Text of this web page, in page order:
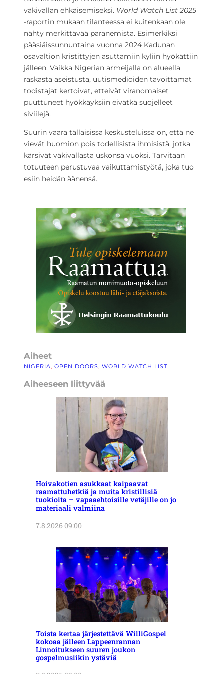
väkivallan ehkäisemiseksi. World Watch List 2025
-raportin mukaan tilanteessa ei kuitenkaan ole
nähty merkittävää paranemista. Esimerkiksi
pääsiäissunnuntaina vuonna 2024 Kadunan
osavaltion kristittyjen asuttamiin kyliin hyökättiin
jälleen. Vaikka Nigerian armeijalla on alueella
raskasta aseistusta, uutismedioiden tavoittamat
todistajat kertoivat, etteivät viranomaiset
puuttuneet hyökkäyksiin eivätkä suojelleet
siviilejä.
Suurin vaara tällaisissa keskusteluissa on, että ne
vievät huomion pois todellisista ihmisistä, jotka
kärsivät väkivallasta uskonsa vuoksi. Tarvitaan
totuuteen perustuvaa vaikuttamistyötä, joka tuo
esiin heidän äänensä.
Aiheet
NIGERIA, OPEN DOORS, WORLD WATCH LIST
Aiheeseen liittyvää
Hoivakotien asukkaat kaipaavat
raamattuhetkiä ja muita kristillisiä
tuokioita – vapaaehtoisille vetäjille on jo
materiaali valmiina
7.8.2026 09:00
Toista kertaa järjestettävä WilliGospel
kokoaa jälleen Lappeenrannan
Linnoitukseen suuren joukon
gospelmusiikin ystäviä